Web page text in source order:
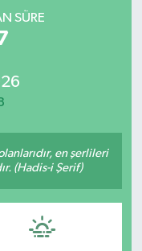
SÜRE
en şerlileri
(Hadis-i Şerif)